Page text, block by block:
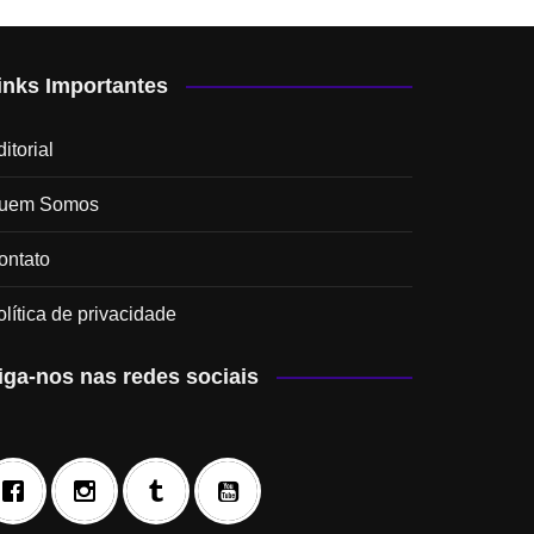
Importantes
Somos
de privacidade
nos nas redes sociais